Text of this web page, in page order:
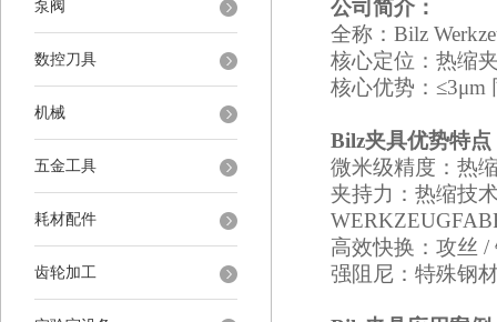
泵阀
数控刀具
机械
五金工具
耗材配件
齿轮加工
公司简介：
全称： Bilz
核心定位：热缩
核心优势： ≤3μm
Bilz夹具优势特点
微米级精度：热
夹持力：热缩技
高效快换：攻丝 /
强阻尼：特殊钢